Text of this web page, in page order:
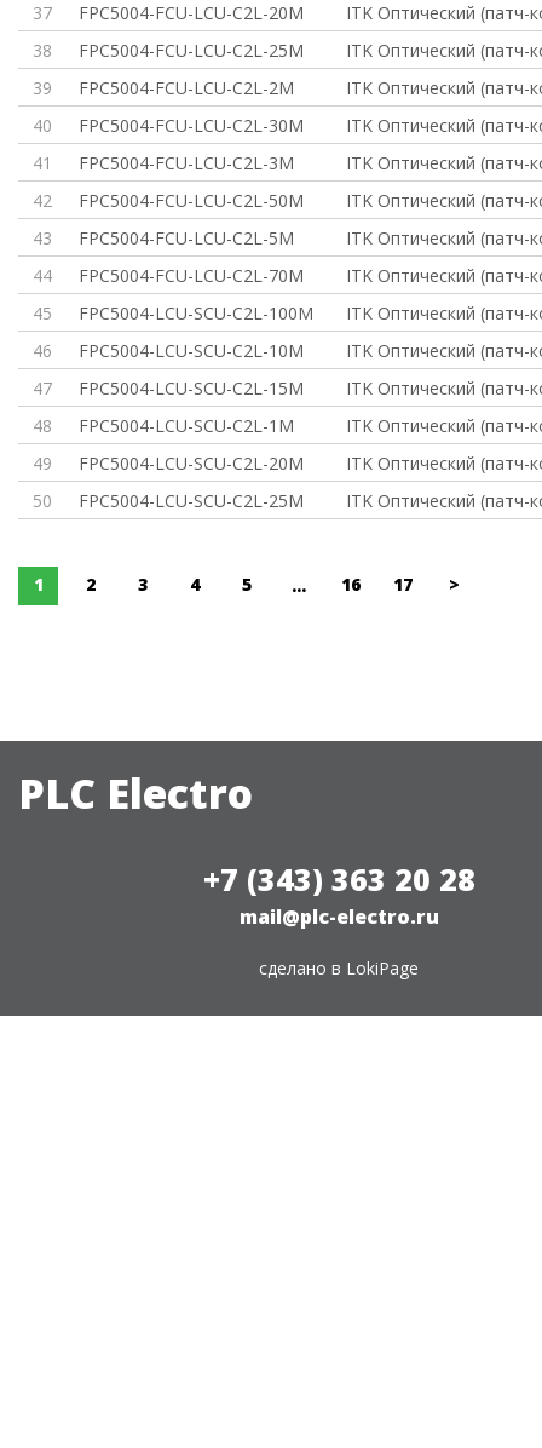
37
FPC5004-FCU-LCU-C2L-20M
ITK Оптический (патч-
38
FPC5004-FCU-LCU-C2L-25M
ITK Оптический (патч-
39
FPC5004-FCU-LCU-C2L-2M
ITK Оптический (патч-
40
FPC5004-FCU-LCU-C2L-30M
ITK Оптический (патч-
41
FPC5004-FCU-LCU-C2L-3M
ITK Оптический (патч-
42
FPC5004-FCU-LCU-C2L-50M
ITK Оптический (патч-
43
FPC5004-FCU-LCU-C2L-5M
ITK Оптический (патч-
44
FPC5004-FCU-LCU-C2L-70M
ITK Оптический (патч-
45
FPC5004-LCU-SCU-C2L-100M
ITK Оптический (патч-
46
FPC5004-LCU-SCU-C2L-10M
ITK Оптический (патч-
47
FPC5004-LCU-SCU-C2L-15M
ITK Оптический (патч-
48
FPC5004-LCU-SCU-C2L-1M
ITK Оптический (патч-
49
FPC5004-LCU-SCU-C2L-20M
ITK Оптический (патч-
50
FPC5004-LCU-SCU-C2L-25M ITK Оптический (патч-
1 2 3 4 5 ... 16 17 >
PLC Electro
+7 (343) 363 20 28
mail@plc-electro.ru
сделано в LokiPage